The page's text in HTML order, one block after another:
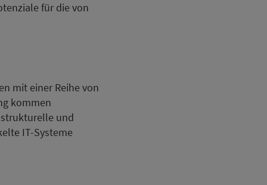
für die von
mit einer Reihe von
kommen
strukturelle und
IT-Systeme